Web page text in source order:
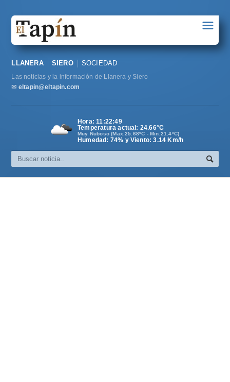
Sociedad
Política
Cultura
☰
LLANERA SIERO SOCIEDAD
Las noticias y la información de Llanera y Siero
✉ eltapin@eltapin.com
Hora:11:22:49
Temperatura actual: 24.66°C
Muy Nuboso (Max.25.68ºC - Min.21.4ºC)
Humedad: 74% y Viento: 3.14 Km/h